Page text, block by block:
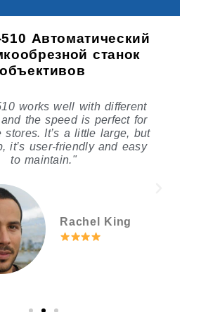
Автоматический
станок
works well with different
the speed is perfect for
stores. It’s a little large, but
it’s user-friendly and easy
to maintain."
Rachel King